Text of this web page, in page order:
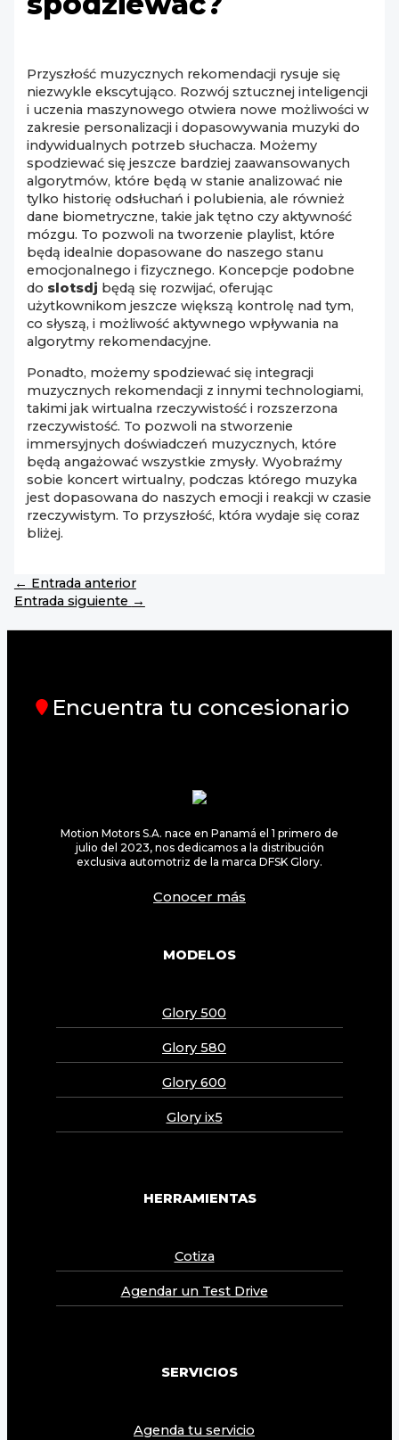
Przyszłość muzycznych rekomendacji rysuje się
niezwykle ekscytująco. Rozwój sztucznej inteligencji
i uczenia maszynowego otwiera nowe możliwości w
zakresie personalizacji i dopasowywania muzyki do
indywidualnych potrzeb słuchacza. Możemy
spodziewać się jeszcze bardziej zaawansowanych
algorytmów, które będą w stanie analizować nie
tylko historię odsłuchań i polubienia, ale również
dane biometryczne, takie jak tętno czy aktywność
mózgu. To pozwoli na tworzenie playlist, które
będą idealnie dopasowane do naszego stanu
emocjonalnego i fizycznego. Koncepcje podobne
do slotsdj będą się rozwijać, oferując
użytkownikom jeszcze większą kontrolę nad tym,
co słyszą, i możliwość aktywnego wpływania na
algorytmy rekomendacyjne.
Ponadto, możemy spodziewać się integracji
muzycznych rekomendacji z innymi technologiami,
takimi jak wirtualna rzeczywistość i rozszerzona
rzeczywistość. To pozwoli na stworzenie
immersyjnych doświadczeń muzycznych, które
będą angażować wszystkie zmysły. Wyobraźmy
sobie koncert wirtualny, podczas którego muzyka
jest dopasowana do naszych emocji i reakcji w czasie
rzeczywistym. To przyszłość, która wydaje się coraz
bliżej.
← Entrada anterior
Entrada siguiente →
Encuentra tu concesionario
Motion Motors S.A. nace en Panamá el 1 primero de
julio del 2023, nos dedicamos a la distribución
exclusiva automotriz de la marca DFSK Glory.
Conocer más
MODELOS
Glory 500
Glory 580
Glory 600
Glory ix5
HERRAMIENTAS
Cotiza
Agendar un Test Drive
SERVICIOS
Agenda tu servicio